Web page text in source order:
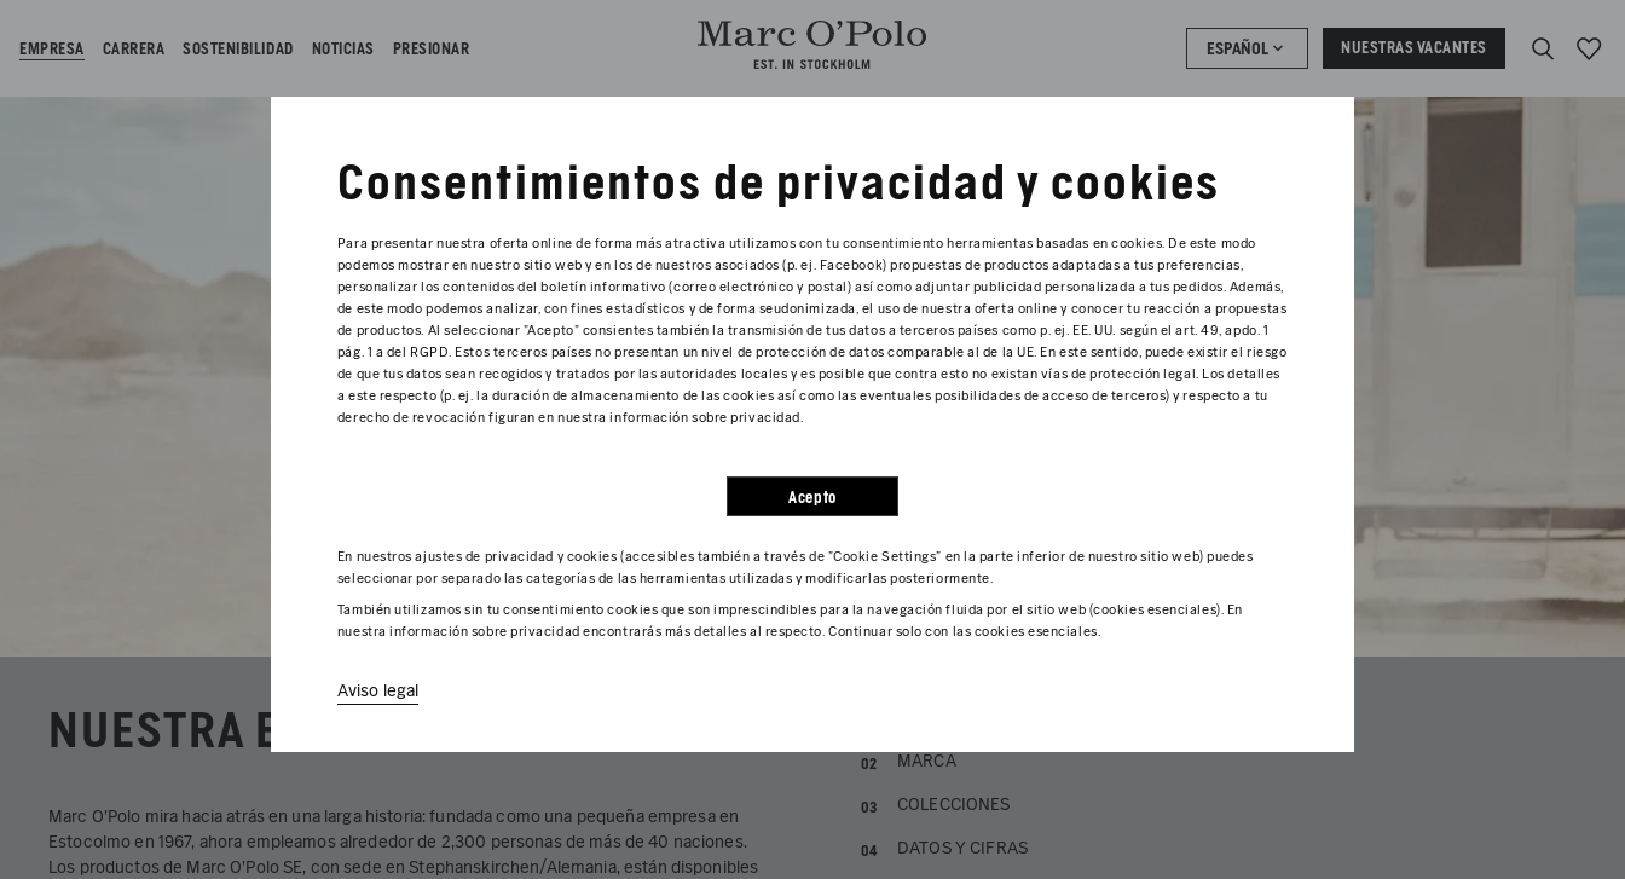
EMPRESA CARRERA SOSTENIBILIDAD NOTICIAS PRESIONAR ESPAÑOL NUESTRAS VACANTES
NUESTRA EMPRESA
Marc O'Polo mira hacia atrás en una larga historia: fundada como una pequeña empresa en
Estocolmo en 1967, ahora empleamos alrededor de 2,300 personas de más de 40 naciones.
Los productos de Marc O'Polo SE, con sede en Stephanskirchen/Alemania, están disponibles
MARCA
COLECCIONES
DATOS Y CIFRAS
Consentimientos de privacidad y cookies
Para presentar nuestra oferta online de forma más atractiva utilizamos con tu consentimiento herramientas basadas en cookies. De este modo
podemos mostrar en nuestro sitio web y en los de nuestros asociados (p. ej. Facebook) propuestas de productos adaptadas a tus preferencias,
personalizar los contenidos del boletín informativo (correo electrónico y postal) así como adjuntar publicidad personalizada a tus pedidos. Además,
de este modo podemos analizar, con fines estadísticos y de forma seudonimizada, el uso de nuestra oferta online y conocer tu reacción a propuestas
de productos. Al seleccionar "Acepto" consientes también la transmisión de tus datos a terceros países como p. ej. EE. UU. según el art. 49, apdo. 1
pág. 1 a del RGPD. Estos terceros países no presentan un nivel de protección de datos comparable al de la UE. En este sentido, puede existir el riesgo
de que tus datos sean recogidos y tratados por las autoridades locales y es posible que contra esto no existan vías de protección legal. Los detalles
a este respecto (p. ej. la duración de almacenamiento de las cookies así como las eventuales posibilidades de acceso de terceros) y respecto a tu
derecho de revocación figuran en nuestra información sobre privacidad.
Acepto
En nuestros ajustes de privacidad y cookies (accesibles también a través de "Cookie Settings" en la parte inferior de nuestro sitio web) puedes
seleccionar por separado las categorías de las herramientas utilizadas y modificarlas posteriormente.
También utilizamos sin tu consentimiento cookies que son imprescindibles para la navegación fluida por el sitio web (cookies esenciales). En
nuestra información sobre privacidad encontrarás más detalles al respecto. Continuar solo con las cookies esenciales.
Aviso legal